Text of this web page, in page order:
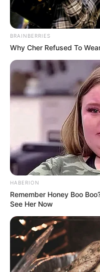
BRAINBERRIES
Why Cher Refused To
HABERION
Remember Honey Boo
See Her Now